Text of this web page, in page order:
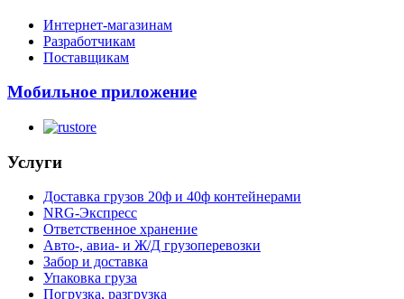
Интернет-магазинам
Разработчикам
Поставщикам
Мобильное приложение
Услуги
Доставка грузов 20ф и 40ф контейнерами
NRG-Экспресс
Ответственное хранение
Авто-, авиа- и Ж/Д грузоперевозки
Забор и доставка
Упаковка груза
Погрузка, разгрузка